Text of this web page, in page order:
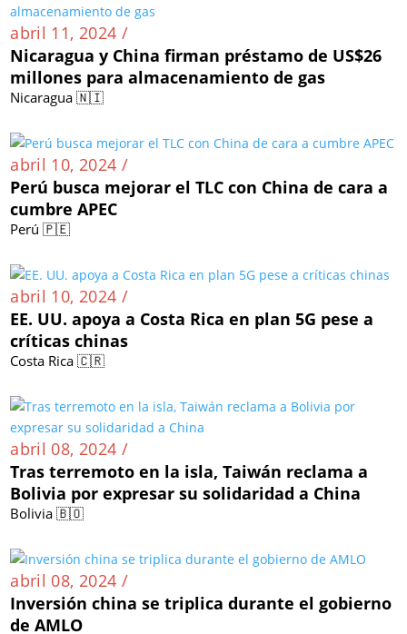
abril 11, 2024 /
Nicaragua y China firman préstamo de US$26
millones para almacenamiento de gas
Nicaragua 🇳🇮
abril 10, 2024 /
Perú busca mejorar el TLC con China de cara a
cumbre APEC
Perú 🇵🇪
abril 10, 2024 /
EE. UU. apoya a Costa Rica en plan 5G pese a
críticas chinas
Costa Rica 🇨🇷
abril 08, 2024 /
Tras terremoto en la isla, Taiwán reclama a
Bolivia por expresar su solidaridad a China
Bolivia 🇧🇴
abril 08, 2024 /
Inversión china se triplica durante el gobierno
de AMLO